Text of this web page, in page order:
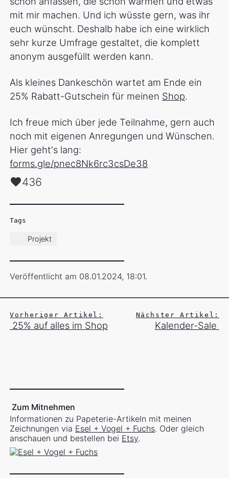
mit mir machen. Und ich wüsste gern, was ihr
euch wünscht. Deshalb habe ich eine wirklich
sehr kurze Umfrage gestaltet, die komplett
anonym ausgefüllt werden kann.
Als kleines Dankeschön wartet am Ende ein
25% Rabatt-Gutschein für meinen Shop.
Ich freue mich über jede Teilnahme, gern auch
noch mit eigenen Anregungen und Wünschen.
Hier geht's lang:
forms.gle/pnec8Nk6rc3csDe38
436
Tags
Projekt
Veröffentlicht am 08.01.2024, 18:01.
Vorheriger Artikel:
25% auf alles im Shop
Nächster Artikel:
Kalender-Sale
Zum Mitnehmen
Informationen zu Papeterie-Artikeln mit meinen
Zeichnungen via Esel + Vogel + Fuchs. Oder gleich
anschauen und bestellen bei Etsy.